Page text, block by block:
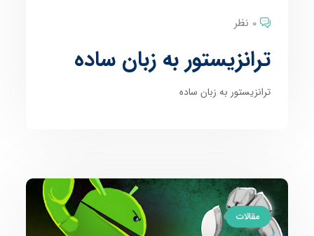
0 نظر
ترانزیستور به زبان ساده
ترانزیستور به زبان ساده
مقالات